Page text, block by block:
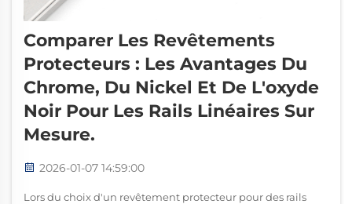
Comparer Les Revêtements
Protecteurs : Les Avantages Du
Chrome, Du Nickel Et De L'oxyde
Noir Pour Les Rails Linéaires Sur
Mesure.
2026-01-07 14:59:00
Lors du choix d'un revêtement protecteur pour des rails